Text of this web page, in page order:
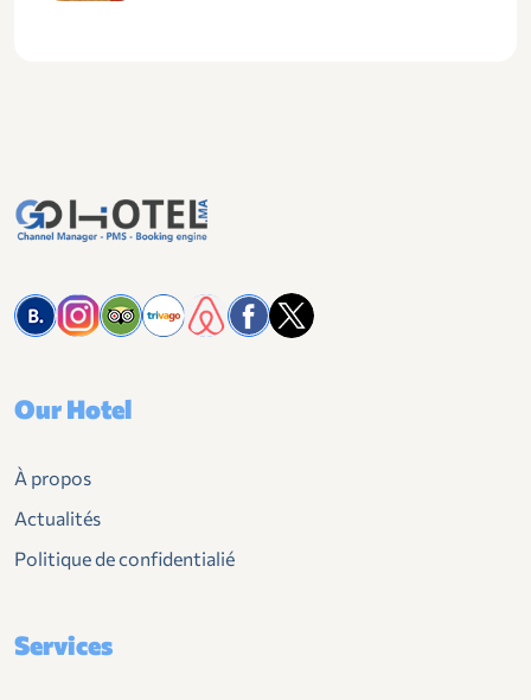
Our Hotel
À propos
Actualités
Politique de confidentialié
Services